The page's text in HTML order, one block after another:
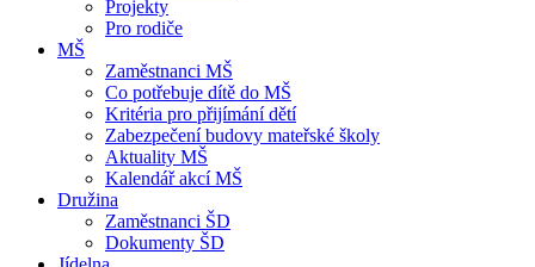
Projekty
Pro rodiče
MŠ
Zaměstnanci MŠ
Co potřebuje dítě do MŠ
Kritéria pro přijímání dětí
Zabezpečení budovy mateřské školy
Aktuality MŠ
Kalendář akcí MŠ
Družina
Zaměstnanci ŠD
Dokumenty ŠD